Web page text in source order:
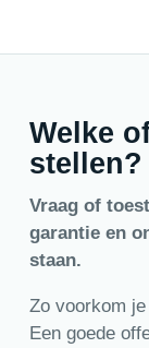
Welke
stellen?
Vraag of
garantie en
staan.
Zo voorkom
Een goede